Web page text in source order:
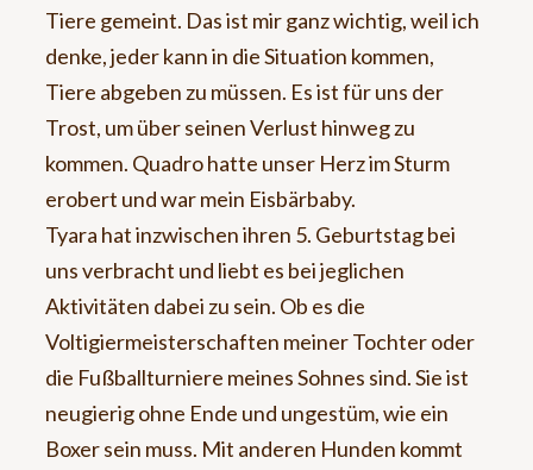
Tiere gemeint. Das ist mir ganz wichtig, weil ich
denke, jeder kann in die Situation kommen,
Tiere abgeben zu müssen. Es ist für uns der
Trost, um über seinen Verlust hinweg zu
kommen. Quadro hatte unser Herz im Sturm
erobert und war mein Eisbärbaby.
Tyara hat inzwischen ihren 5. Geburtstag bei
uns verbracht und liebt es bei jeglichen
Aktivitäten dabei zu sein. Ob es die
Voltigiermeisterschaften meiner Tochter oder
die Fußballturniere meines Sohnes sind. Sie ist
neugierig ohne Ende und ungestüm, wie ein
Boxer sein muss. Mit anderen Hunden kommt